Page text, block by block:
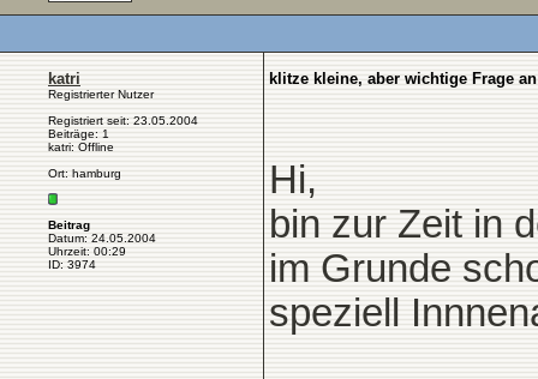
katri
Registrierter Nutzer
Registriert seit: 23.05.2004
Beiträge: 1
katri: Offline
Ort: hamburg
Beitrag
Datum: 24.05.2004
Uhrzeit: 00:29
ID: 3974
klitze kleine, aber wichtige Frage
Hi,
bin zur Zeit in
im Grunde
speziell